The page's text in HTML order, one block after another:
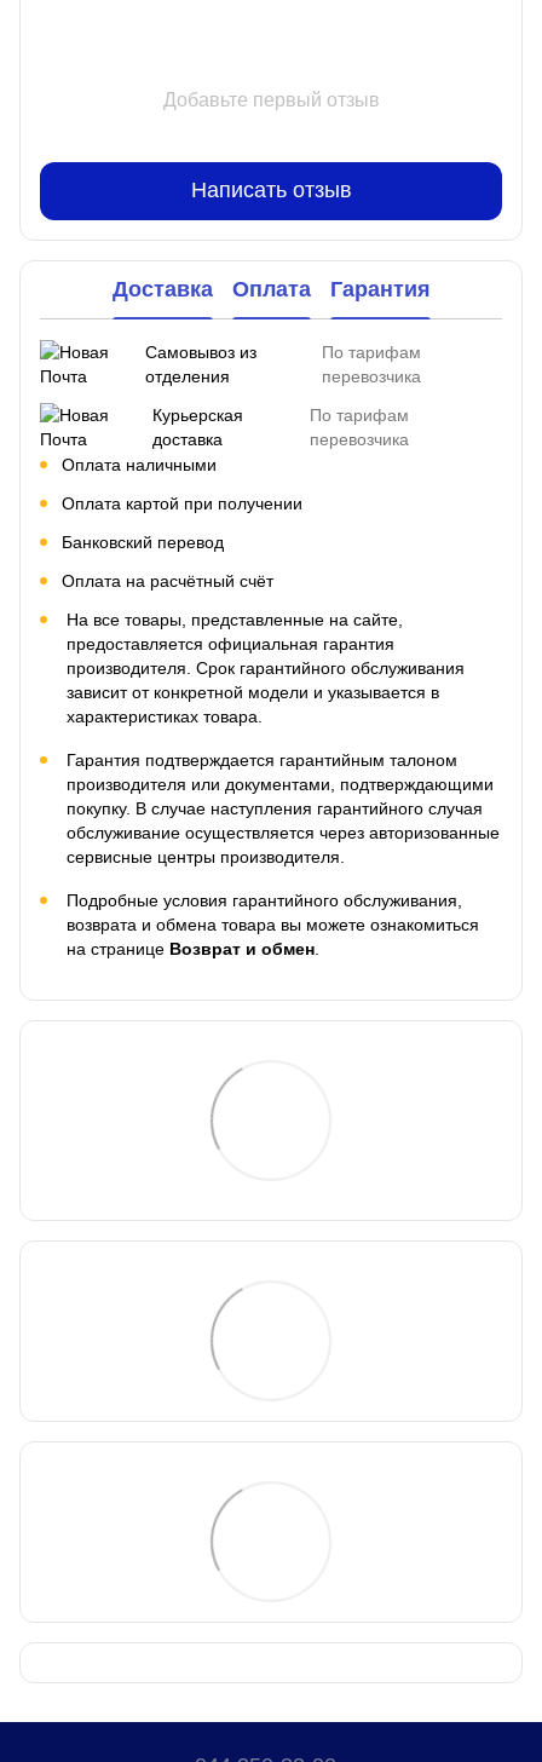
Добавьте первый отзыв
Написать отзыв
Доставка Оплата Гарантия
Самовывоз из
отделения
По тарифам
перевозчика
Курьерская
доставка
По тарифам
перевозчика
Оплата наличными
Оплата картой при получении
Банковский перевод
Оплата на расчётный счёт
На все товары, представленные на сайте,
предоставляется официальная гарантия
производителя. Срок гарантийного обслуживания
зависит от конкретной модели и указывается в
характеристиках товара.
Гарантия подтверждается гарантийным талоном
производителя или документами, подтверждающими
покупку. В случае наступления гарантийного случая
обслуживание осуществляется через авторизованные
сервисные центры производителя.
Подробные условия гарантийного обслуживания,
возврата и обмена товара вы можете ознакомиться
на странице Возврат и обмен